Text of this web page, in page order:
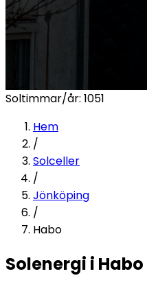
Soltimmar/år: 1051
Hem
/
Solceller
/
Jönköping
/
Habo
Solenergi i Habo